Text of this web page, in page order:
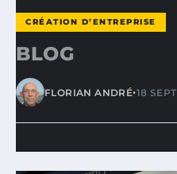
CRÉATION D’ENTREPRISE
BLOG
FLORIAN ANDRÉ•18